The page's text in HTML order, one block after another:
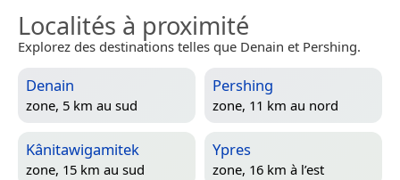
Localités à proximité
Explorez des destinations telles que Denain et Pershing.
Denain
zone, 5 km au sud
Pershing
zone, 11 km au nord
Kânitawigamitek
zone, 15 km au sud
Ypres
zone, 16 km à l’est